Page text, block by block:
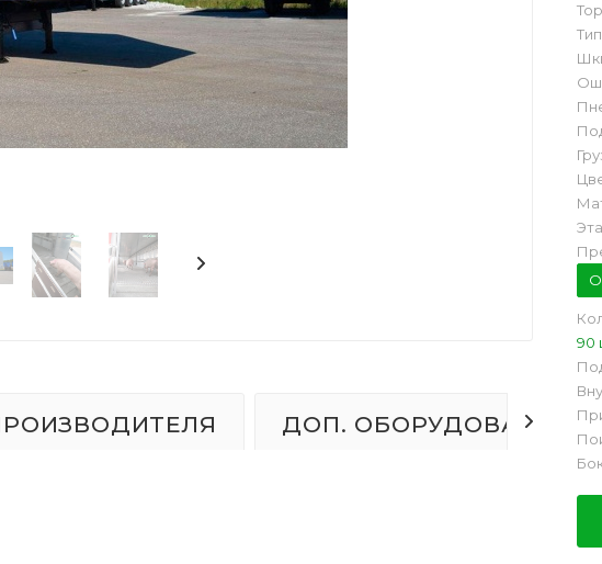
ДОП. ОБОРУДОВАНИЕ
90